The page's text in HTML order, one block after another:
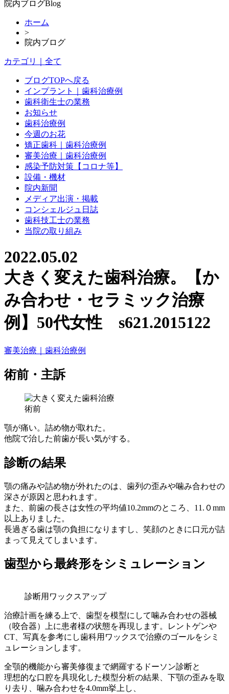
院内ブログBlog
ホーム
>
院内ブログ
カテゴリ｜全て
ブログTOPへ戻る
インプラント｜歯科治療例
歯科衛生士の業務
お知らせ
歯科治療例
今週のお花
矯正歯科｜歯科治療例
審美治療｜歯科治療例
感染予防対策【コロナ等】
設備・機材
院内新聞
メディア出演・掲載
コンシェルジュ日誌
歯科技工士の業務
当院の取り組み
2022.05.02
大きく変えた歯科治療。【か
み合わせ・セラミック治療
例】50代女性 s621.2015122
審美治療｜歯科治療例
術前・主訴
術前
顎が痛い。詰め物が取れた。
他院で治した前歯が長い気がする。
診断の結果
顎の痛みや詰め物が外れたのは、歯列の歪みや噛み合わせの
深さが原因と思われます。
また、前歯の長さは女性の平均値10.2mmのところ、11.０mm
以上ありました。
長過ぎる歯は顎の負担になりますし、笑顔のときに口元が詰
まって見えてしまいます。
歯型から最終形をシミュレーション
診断用ワックスアップ
治療計画を練る上で、歯型を模型にして噛み合わせの器械
（咬合器）上に患者様の状態を再現します。レントゲンや
CT、写真を参考にし歯科用ワックスで治療のゴールをシミ
ュレーションします。
全顎的機能から審美修復まで網羅するドーソン診断と
理想的な口腔を具現化した模型分析の結果、下顎の歪みを取
り去り、噛み合わせを4.0mm挙上し、